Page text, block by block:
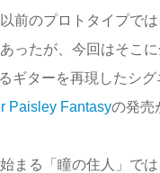
前のプロトタイプで
ったが、今回はそこ
ギターを再現したシ
Paisley Fantasyの発売
まる「瞳の住人」で